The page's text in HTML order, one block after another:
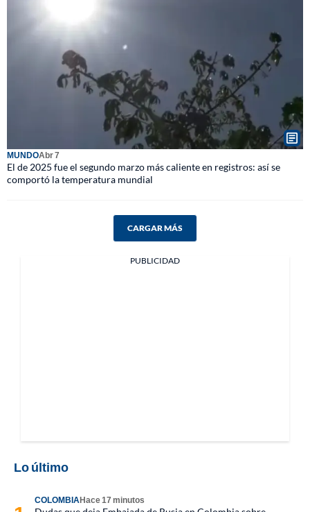
MUNDOAbr 7
El de 2025 fue el segundo marzo más caliente en registros: así se
comportó la temperatura mundial
CARGAR MÁS
PUBLICIDAD
Lo último
COLOMBIAHace 17 minutos